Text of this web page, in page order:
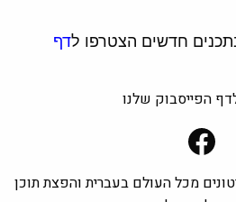
חדשים הצטרפו ל דף
הפייסבוק שלנו
Facebook
מכל העולם בעברית והפצת תוכן